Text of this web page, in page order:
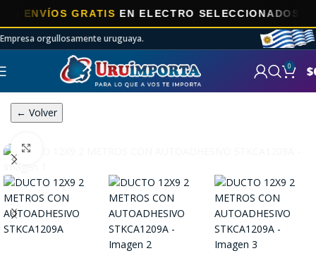
GRATISEN ELECTRO SELECCIONADOS!
Empresa orgullosamente uruguaya.
0 $
← Volver